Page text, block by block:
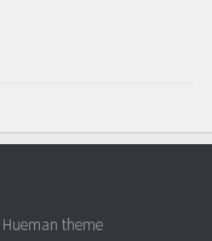
Hueman theme